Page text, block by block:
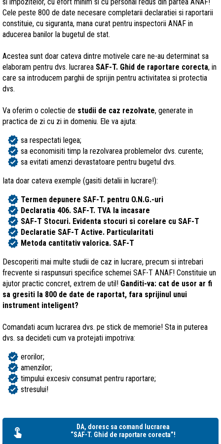
Cele peste 800 de date necesare completarii declaratiei si raportarii
constituie, cu siguranta, mana curat pentru inspectorii ANAF in
aducerea banilor la bugetul de stat.
Acestea sunt doar cateva dintre motivele care ne-au determinat sa
elaboram pentru dvs. lucrarea SAF-T. Ghid de raportare corecta, in
care sa introducem parghii de sprijin pentru activitatea si protectia
dvs.
Va oferim o colectie de studii de caz rezolvate, generate in
practica de zi cu zi in domeniu. Ele va ajuta:
verified sa respectati legea;
verified sa economisiti timp la rezolvarea problemelor dvs. curente;
verified sa evitati amenzi devastatoare pentru bugetul dvs.
Iata doar cateva exemple (gasiti detalii in lucrare!):
verified Termen depunere SAF-T. pentru O.N.G.-uri
verified Declaratia 406. SAF-T. TVA la incasare
verified SAF-T Stocuri. Evidenta stocuri si corelare cu SAF-T
verified Declaratie SAF-T Active. Particularitati
verified Metoda cantitativ valorica. SAF-T
Descoperiti mai multe studii de caz in lucrare, precum si intrebari
frecvente si raspunsuri specifice schemei SAF-T ANAF! Constituie un
ajutor practic concret, extrem de util! Ganditi-va: cat de usor ar fi
sa gresiti la 800 de date de raportat, fara sprijinul unui
instrument inteligent?
Comandati acum lucrarea dvs. pe stick de memorie! Sta in puterea
dvs. sa decideti cum va protejati impotriva:
verified erorilor;
verified amenzilor;
verified timpului excesiv consumat pentru raportare;
verified stresului!
DA, doresc sa comand lucrarea
“SAF-T. Ghid de raportare corecta”!